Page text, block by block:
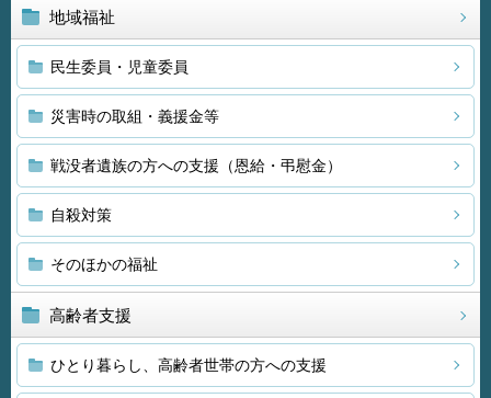
地域福祉
民生委員・児童委員
災害時の取組・義援金等
戦没者遺族の方への支援（恩給・弔慰金）
自殺対策
そのほかの福祉
高齢者支援
ひとり暮らし、高齢者世帯の方への支援